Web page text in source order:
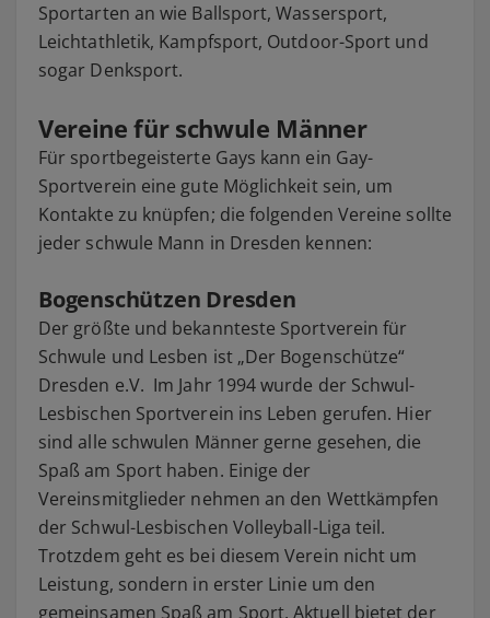
Sportarten an wie Ballsport, Wassersport,
Leichtathletik, Kampfsport, Outdoor-Sport und
sogar Denksport.
Vereine für schwule Männer
Für sportbegeisterte Gays kann ein Gay-
Sportverein eine gute Möglichkeit sein, um
Kontakte zu knüpfen; die folgenden Vereine sollte
jeder schwule Mann in Dresden kennen:
Bogenschützen Dresden
Der größte und bekannteste Sportverein für
Schwule und Lesben ist „Der Bogenschütze“
Dresden e.V. Im Jahr 1994 wurde der Schwul-
Lesbischen Sportverein ins Leben gerufen. Hier
sind alle schwulen Männer gerne gesehen, die
Spaß am Sport haben. Einige der
Vereinsmitglieder nehmen an den Wettkämpfen
der Schwul-Lesbischen Volleyball-Liga teil.
Trotzdem geht es bei diesem Verein nicht um
Leistung, sondern in erster Linie um den
gemeinsamen Spaß am Sport. Aktuell bietet der